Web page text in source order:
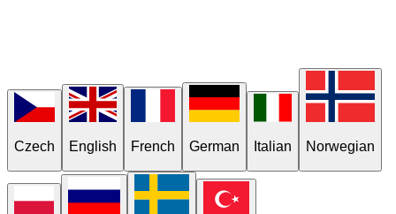
Czech English French German Italian Norwegian